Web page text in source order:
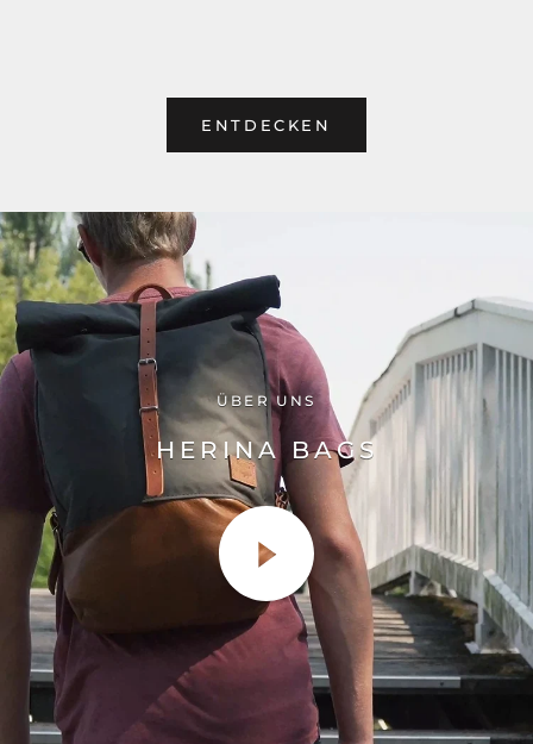
ENTDECKEN
ÜBER UNS
HERINA BAGS